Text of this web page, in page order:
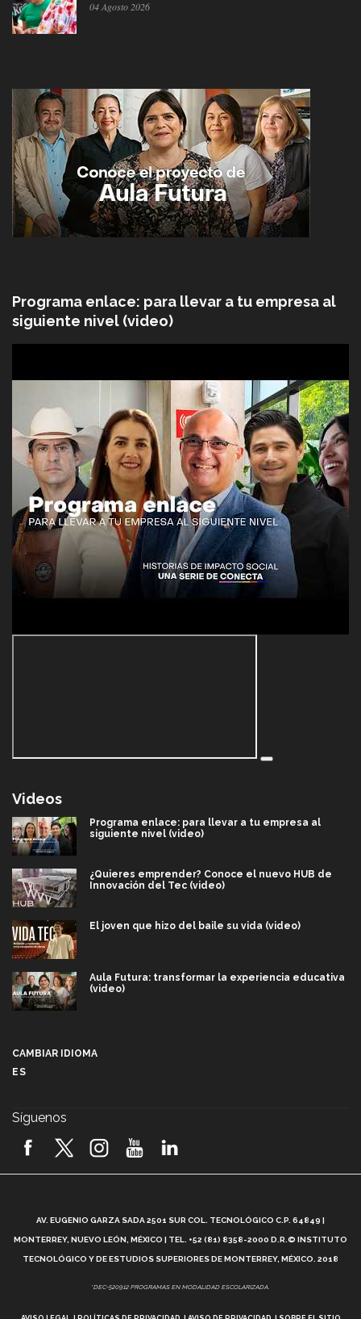
04 Agosto 2026
Programa enlace: para llevar a tu empresa al
siguiente nivel (video)
Videos
Programa enlace: para llevar a tu empresa al
siguiente nivel (video)
¿Quieres emprender? Conoce el nuevo HUB de
Innovación del Tec (video)
El joven que hizo del baile su vida (video)
Aula Futura: transformar la experiencia educativa
(video)
2026! (video)
¿Cómo es el Modelo Educativo Tec? (video)
Vida Tec: Feminismo e Inteligencia Artificial, Paola
CAMBIAR IDIOMA
ES
Síguenos
AV. EUGENIO GARZA SADA 2501 SUR COL. TECNOLÓGICO C.P. 64849 |
MONTERREY, NUEVO LEÓN, MÉXICO | TEL. +52 (81) 8358-2000 D.R.© INSTITUTO
TECNOLÓGICO Y DE ESTUDIOS SUPERIORES DE MONTERREY, MÉXICO. 2018
*DEC-520912 PROGRAMAS EN MODALIDAD ESCOLARIZADA.